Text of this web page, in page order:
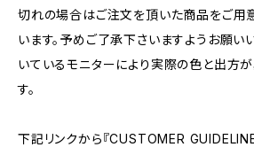
切れの場合はご注文を頂いた商品をご用
います。予めご了承下さいますようお願い
いているモニターにより実際の色と出方
す。
下記リンクから『CUSTOMER